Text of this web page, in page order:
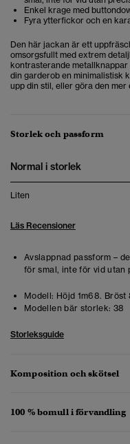
Enkel krage med
Fyra ytterfickor och en
Den här jackan är ett
omsorgsfullt med extrem
kontrasterande
din garderob en minimalistisk
upp din stil, eller göra den
Storlek och passform
Normal i storlek
Liten
Läs Recensioner
Avslappnad passform –
för smal, inte för vid utan
Modell: Höjd 1m68. Bröst
Modellen bär storlek: 38
Storleksguide
Komposition och skötsel
100 % bomull i förvandling